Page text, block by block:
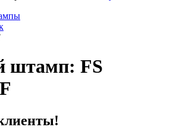
штамп: FS